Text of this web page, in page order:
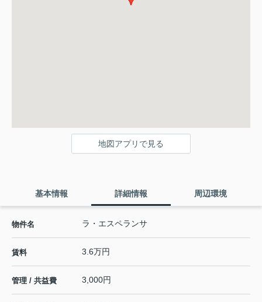
地図アプリで見る
基本情報 詳細情報 周辺環境
物件名 ラ・エスペランサ
賃料 3.6万円
管理 / 共益費 3,000円